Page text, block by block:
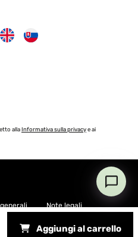
Aggiungi al carrello
allaInformativa sulla privacye ai
Note legali
reserved